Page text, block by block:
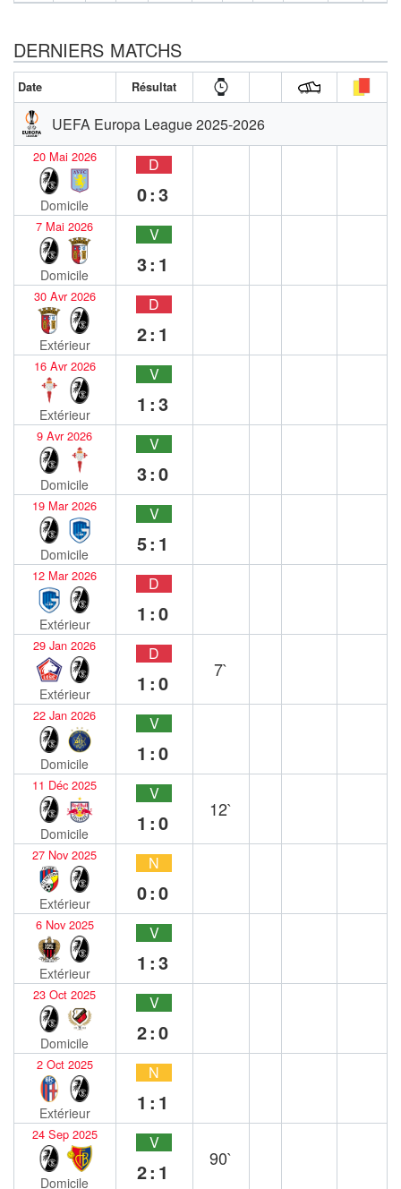
DERNIERS MATCHS
Date Résultat
UEFA Europa League 2025-2026
20 Mai 2026
Domicile
D
0:3
7 Mai 2026
Domicile
V
3:1
30 Avr 2026
Extérieur
D
2:1
16 Avr 2026
Extérieur
V
1:3
9 Avr 2026
Domicile
V
3:0
19 Mar 2026
Domicile
V
5:1
12 Mar 2026
Extérieur
D
1:0
29 Jan 2026
Extérieur
D
1:0
7`
22 Jan 2026
Domicile
V
1:0
11 Déc 2025
Domicile
V
1:0
12`
27 Nov 2025
Extérieur
N
0:0
6 Nov 2025
Extérieur
V
1:3
23 Oct 2025
Domicile
V
2:0
2 Oct 2025
Extérieur
N
1:1
24 Sep 2025
Domicile
V
2:1
90`